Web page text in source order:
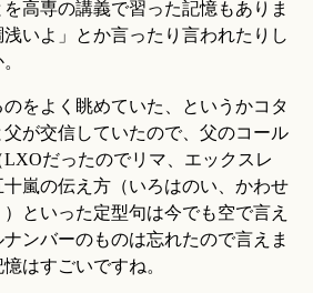
高専の講義で習った記憶もありま
いよ」とか言ったり言われたりし
をよく眺めていた、というかコタ
が交信していたので、父のコール
だったのでリマ、エックスレ
嵐の伝え方（いろはのい、かわせ
といった定型句は今でも空で言え
ンバーのものは忘れたので言えま
はすごいですね。